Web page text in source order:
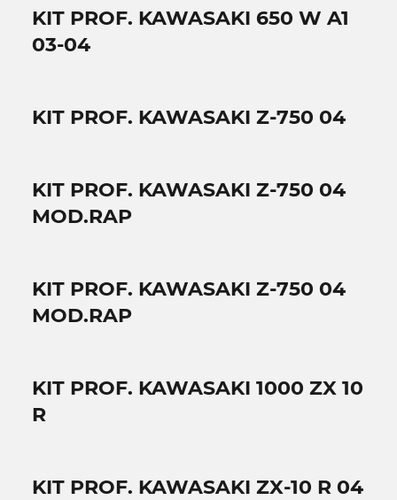
KIT PROF. KAWASAKI 650 W A1
03-04
KIT PROF. KAWASAKI Z-750 04
KIT PROF. KAWASAKI Z-750 04
MOD.RAP
KIT PROF. KAWASAKI Z-750 04
MOD.RAP
KIT PROF. KAWASAKI 1000 ZX 10
R
KIT PROF. KAWASAKI ZX-10 R 04